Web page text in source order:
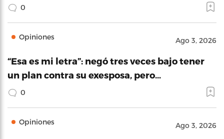
0
Opiniones Ago 3, 2026
“Esa es mi letra”: negó tres veces bajo tener
un plan contra su exesposa, pero…
0
Opiniones Ago 3, 2026